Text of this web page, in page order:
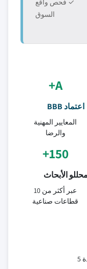
✓ فحص واقع
السوق
A+
اعتماد BBB
المعايير المهنية
والرضا
150+
محللو الأبحاث
عبر أكثر من 10
قطاعات صناعية
قيمة العلاقة لمدة 5